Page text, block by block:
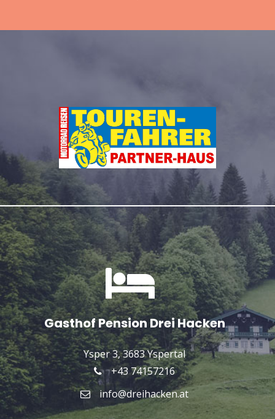
Gasthof Pension Drei Hacken
Ysper 3, 3683 Yspertal
+43 74157216
info@dreihacken.at